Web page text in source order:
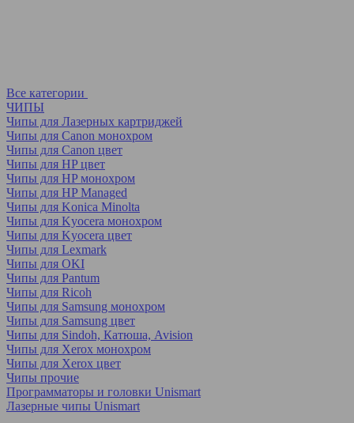
Все категории
ЧИПЫ
Чипы для Лазерных картриджей
Чипы для Canon монохром
Чипы для Canon цвет
Чипы для HP цвет
Чипы для HP монохром
Чипы для HP Managed
Чипы для Konica Minolta
Чипы для Kyocera монохром
Чипы для Kyocera цвет
Чипы для Lexmark
Чипы для OKI
Чипы для Pantum
Чипы для Ricoh
Чипы для Samsung монохром
Чипы для Samsung цвет
Чипы для Sindoh, Катюша, Avision
Чипы для Xerox монохром
Чипы для Xerox цвет
Чипы прочие
Программаторы и головки Unismart
Лазерные чипы Unismart